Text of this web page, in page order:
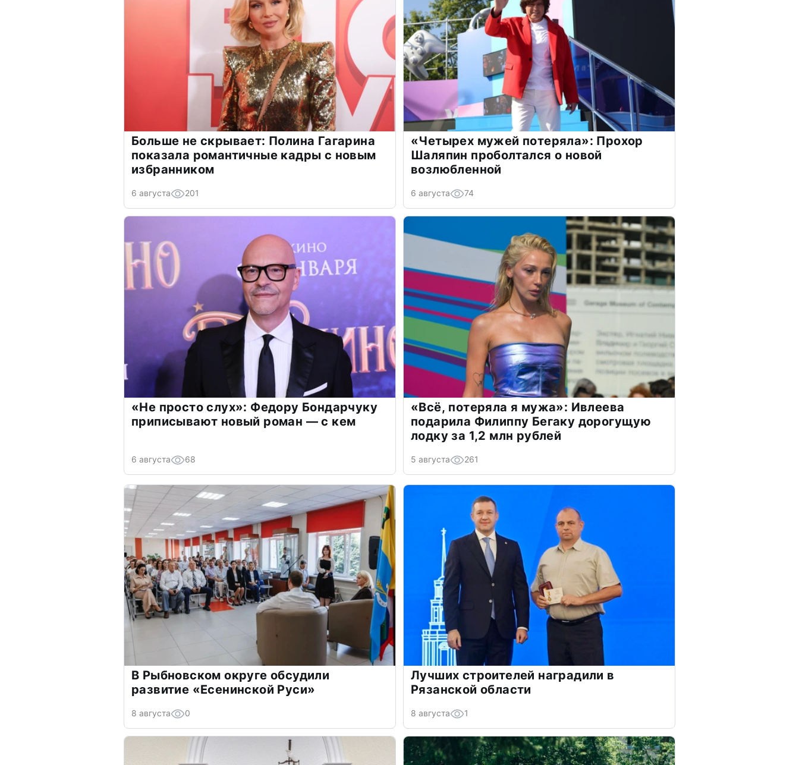
Больше не скрывает: Полина Гагарина
показала романтичные кадры с новым
избранником
6 августа 201
«Четырех мужей потеряла»: Прохор
Шаляпин проболтался о новой
возлюбленной
6 августа 74
«Не просто слух»: Федору Бондарчуку
приписывают новый роман — с кем
6 августа 68
«Всё, потеряла я мужа»: Ивлеева
подарила Филиппу Бегаку дорогущую
лодку за 1,2 млн рублей
5 августа 261
В Рыбновском округе обсудили
развитие «Есенинской Руси»
8 августа 0
Лучших строителей наградили в
Рязанской области
8 августа 1